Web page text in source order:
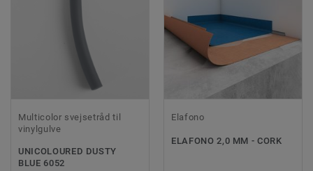
Multicolor svejsetråd til
vinylgulve
UNICOLOURED DUSTY
BLUE 6052
Elafono
ELAFONO 2,0 MM - CORK